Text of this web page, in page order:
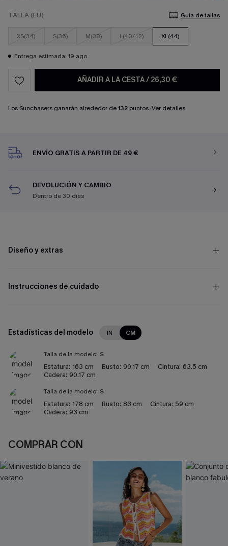
TALLA (EU) Guía de tallas
XS(34) S(36) M(38) L(40/42) XL(44)
Entrega estimada: 19 ago.
AÑADIR A LA CESTA/ 26,30 €
Los Sunchasers ganarán alrededor de132 puntos. Ver detalles
ENVÍO GRATIS A PARTIR DE 49 €
DEVOLUCIÓN Y CAMBIO
Dentro de 30 días
Diseño y extras
Instrucciones de cuidado
Estadísticas del modelo IN CM
Talla de la modelo: S
Estatura: 163 cm Busto: 90.17 cm Cintura: 63.5 cm
Cadera: 90.17 cm
Talla de la modelo: S
Estatura: 178 cm Busto: 83 cm Cintura: 59 cm
Cadera: 93 cm
COMPRAR CON